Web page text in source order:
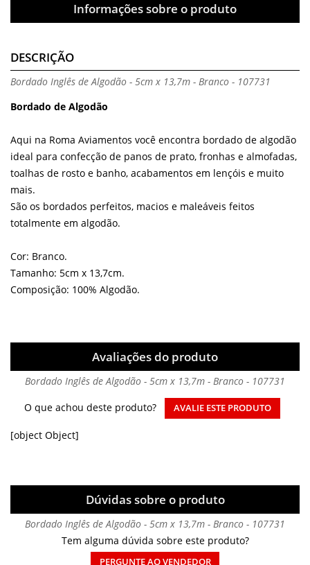
Informações sobre o produto
DESCRIÇÃO
Bordado Inglês de Algodão - 5cm x 13,7m - Branco - 107731
Bordado de Algodão
Aqui na Roma Aviamentos você encontra bordado de algodão
ideal para confecção de panos de prato, fronhas e almofadas,
toalhas de rosto e banho, acabamentos em lençóis e muito
mais.
São os bordados perfeitos, macios e maleáveis feitos
totalmente em algodão.
Cor: Branco.
Tamanho: 5cm x 13,7cm.
Composição: 100% Algodão.
Avaliações do produto
Bordado Inglês de Algodão - 5cm x 13,7m - Branco - 107731
O que achou deste produto?
AVALIE ESTE PRODUTO
[object Object]
Dúvidas sobre o produto
Bordado Inglês de Algodão - 5cm x 13,7m - Branco - 107731
Tem alguma dúvida sobre este produto?
PERGUNTE AO VENDEDOR